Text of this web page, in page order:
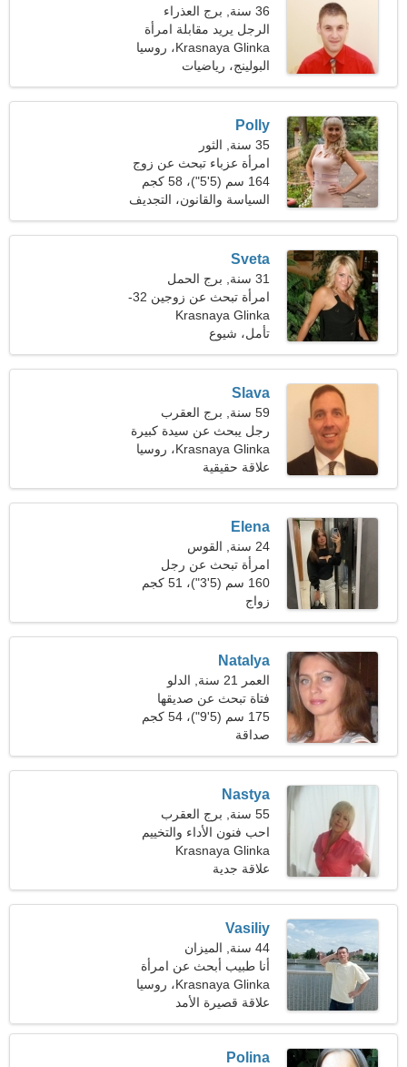
36 سنة, برج العذراء
الرجل يريد مقابلة امرأة
Krasnaya Glinka، روسيا
البولينج، رياضيات
Polly
35 سنة, الثور
امرأة عزباء تبحث عن زوج
164 سم (5'5")، 58 كجم
(127 رطلا)
السياسة والقانون، التجديف
Sveta
31 سنة, برج الحمل
امرأة تبحث عن زوجين 32-
43
Krasnaya Glinka
تأمل، شيوع
Slava
59 سنة, برج العقرب
رجل يبحث عن سيدة كبيرة
Krasnaya Glinka، روسيا
علاقة حقيقية
Elena
24 سنة, القوس
امرأة تبحث عن رجل
160 سم (5'3")، 51 كجم
(112 رطلا)زواج
Natalya
العمر 21 سنة, الدلو
فتاة تبحث عن صديقها
175 سم (5'9")، 54 كجم
(119 رطلا)
صداقة
Nastya
55 سنة, برج العقرب
احب فنون الأداء والتخييم
Krasnaya Glinka
علاقة جدية
Vasiliy
44 سنة, الميزان
أنا طبيب أبحث عن امرأة
حسية
Krasnaya Glinka، روسيا
علاقة قصيرة الأمد
Polina